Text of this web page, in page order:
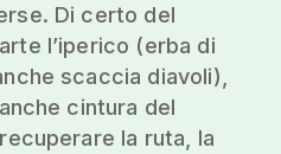
Di certo del
l’iperico (erba di
scaccia diavoli),
cintura del
la ruta, la